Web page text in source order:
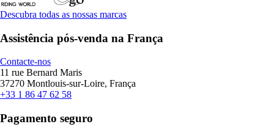
Descubra todas as nossas marcas
Assistência pós-venda na França
Contacte-nos
11 rue Bernard Maris
37270 Montlouis-sur-Loire, França
+33 1 86 47 62 58
Pagamento seguro